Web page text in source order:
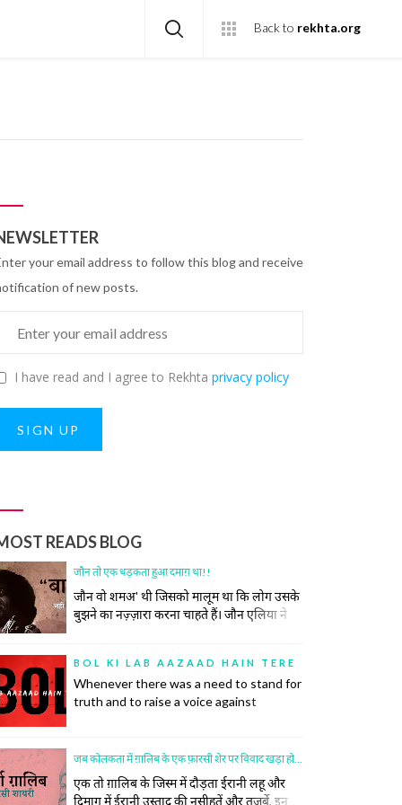
Back to rekhta.org
your email address to follow this blog and receive
of new posts.
I have read and I agree to Rekhta privacy policy
SIGN UP
READS BLOG
जौन तो एक धड़कता हुआ दमाग़ था!!
जौन वो शमअ' थी जिसको मालूम था कि लोग उसके
बुझने का नज़्ज़ारा करना चाहते हैं। जौन एलिया ने
उनकी सर-ए-आम नुमाइश नहीं की जाती। रोया तो
बीच महफ़िल रो दिया।
BOL KI LAB AAZAAD HAIN TERE
Whenever there was a need to stand for
truth and to raise a voice against
revolutions that have restored order in
society. This did not, however, come
easily to the poets.
जब कोलकता में ग़ालिब के एक फ़ारसी शेर पर विवाद खड़ा हो गया
एक तो ग़ालिब के जिस्म में दौड़ता ईरानी लहू और
दिमाग में ईरानी उस्ताद की नसीहतें और तजर्बे, इन